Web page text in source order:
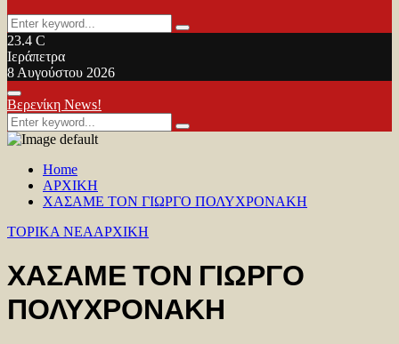
Search
for:
Search
23.4 C
Ιεράπετρα
8 Αυγούστου 2026
Facebook
Twitter
Youtube
Primary
Menu
Βερενίκη News!
Search
for:
Search
Home
ΑΡΧΙΚΗ
ΧΑΣΑΜΕ ΤΟΝ ΓΙΩΡΓΟ ΠΟΛΥΧΡΟΝΑΚΗ
TOPIKA NEAΑΡΧΙΚΗ
ΧΑΣΑΜΕ ΤΟΝ ΓΙΩΡΓΟ
ΠΟΛΥΧΡΟΝΑΚΗ